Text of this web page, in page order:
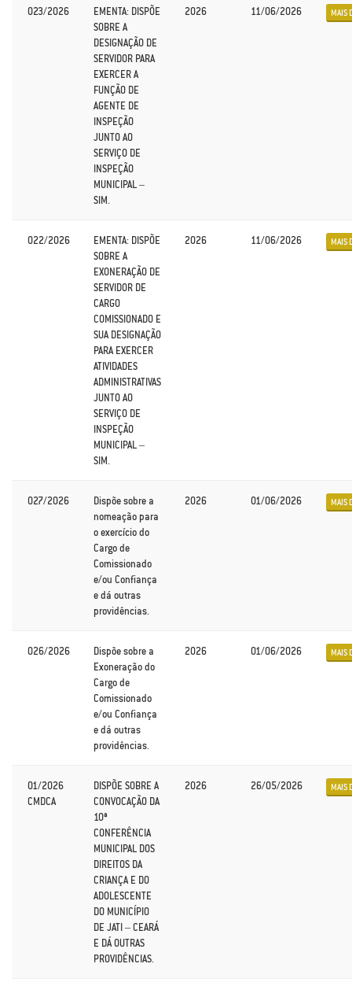
023/2026
EMENTA: DISPÕE
SOBRE A
DESIGNAÇÃO DE
SERVIDOR PARA
EXERCER A
FUNÇÃO DE
AGENTE DE
INSPEÇÃO
JUNTO AO
SERVIÇO DE
INSPEÇÃO
MUNICIPAL –
SIM.
2026 11/06/2026 MAIS
022/2026
EMENTA: DISPÕE
SOBRE A
EXONERAÇÃO DE
SERVIDOR DE
CARGO
COMISSIONADO E
SUA DESIGNAÇÃO
PARA EXERCER
ATIVIDADES
ADMINISTRATIVAS
JUNTO AO
SERVIÇO DE
INSPEÇÃO
MUNICIPAL –
SIM.
2026 11/06/2026 MAIS
027/2026
Dispõe sobre a
nomeação para
o exercício do
Cargo de
Comissionado
e/ou Confiança
e dá outras
providências.
2026 01/06/2026 MAIS
026/2026
Dispõe sobre a
Exoneração do
Cargo de
Comissionado
e/ou Confiança
e dá outras
providências.
2026 01/06/2026 MAIS
01/2026
CMDCA
DISPÕE SOBRE A
CONVOCAÇÃO DA
10ª
CONFERÊNCIA
MUNICIPAL DOS
DIREITOS DA
CRIANÇA E DO
ADOLESCENTE
DO MUNICÍPIO
DE JATI – CEARÁ
E DÁ OUTRAS
PROVIDÊNCIAS.
2026 26/05/2026 MAIS